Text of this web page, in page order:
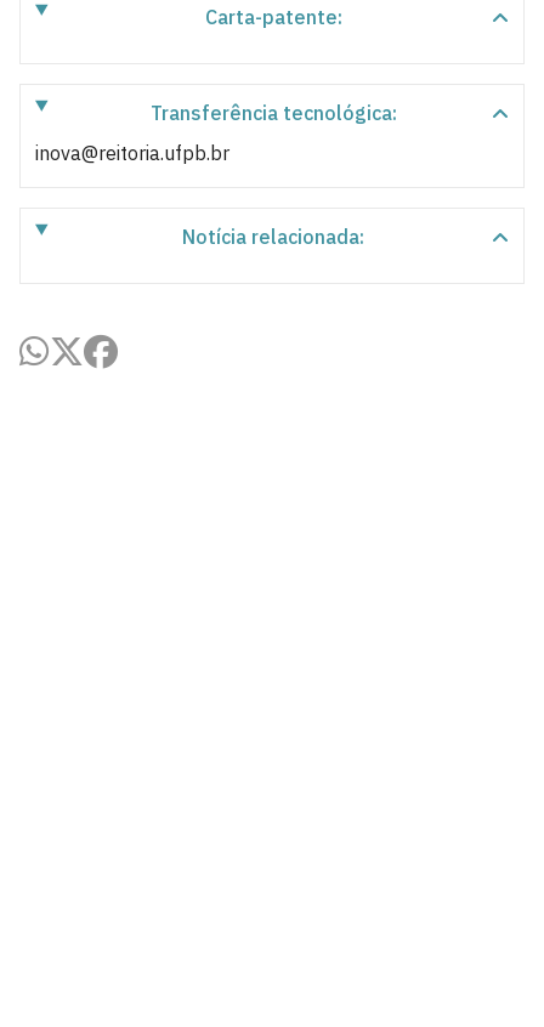
Carta-patente:
Transferência tecnológica:
inova@reitoria.ufpb.br
Notícia relacionada: